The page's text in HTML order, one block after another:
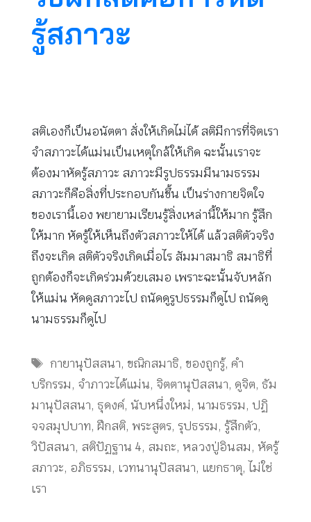
รู้สภาวะ
สติเองก็เป็นอนัตตา สั่งให้เกิดไม่ได้ สติมีการที่จิตเรา
จำสภาวะได้แม่นเป็นเหตุใกล้ให้เกิด ฉะนั้นเราจะ
ต้องมาหัดรู้สภาวะ สภาวะมีรูปธรรมมีนามธรรม
สภาวะก็คือสิ่งที่ประกอบกันขึ้น เป็นร่างกายจิตใจ
ของเรานี้เอง พยายามเรียนรู้สิ่งเหล่านี้ให้มาก รู้สึก
ให้มาก หัดรู้ให้เห็นถึงตัวสภาวะให้ได้ แล้วสติตัวจริง
ถึงจะเกิด สติตัวจริงเกิดเมื่อไร สัมมาสมาธิ สมาธิที่
ถูกต้องก็จะเกิดร่วมด้วยเสมอ เพราะฉะนั้นจับหลัก
ให้แม่น หัดดูสภาวะไป ถนัดดูรูปธรรมก็ดูไป ถนัดดู
นามธรรมก็ดูไป
Tags
กายานุปัสสนา, ขณิกสมาธิ, ของถูกรู้,คำ
บริกรรม, จำภาวะได้แม่น, จิตตานุปัสสนา, ดูจิต, ธัม
มานุปัสสนา, ธุดงค์, นับหนึ่งใหม่, นามธรรม, ปฏิ
จจสมุปบาท, ฝึกสติ, พระสูตร, รุปธรรม, รู้สึกตัว,
วิปัสสนา, สติปัฏฐาน 4, สมถะ, หลวงปู่อินสม, หัดรู้
สภาวะ, อภิธรรม, เวทนานุปัสสนา, แยกธาตุ, ไม่ใช่
เรา